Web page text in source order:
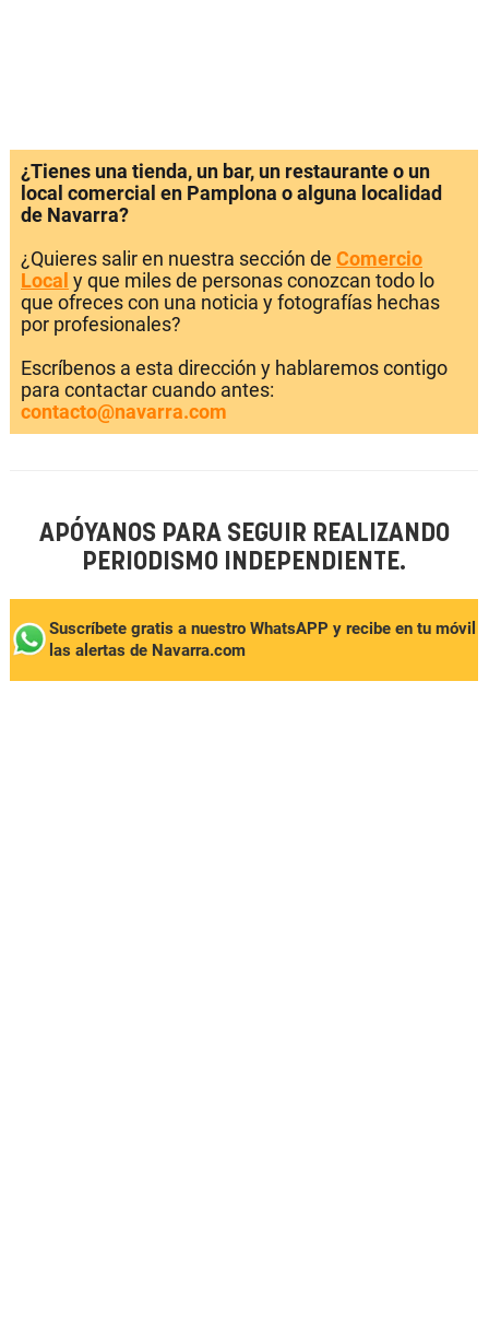
¿Tienes una tienda, un bar, un restaurante o un
local comercial en Pamplona o alguna localidad
de Navarra?
¿Quieres salir en nuestra sección de Comercio
Local y que miles de personas conozcan todo lo
que ofreces con una noticia y fotografías hechas
por profesionales?
Escríbenos a esta dirección y hablaremos contigo
para contactar cuando antes:
contacto@navarra.com
APÓYANOS PARA SEGUIR REALIZANDO
PERIODISMO INDEPENDIENTE.
Suscríbete gratis a nuestro WhatsAPP y recibe en tu móvil
las alertas de Navarra.com